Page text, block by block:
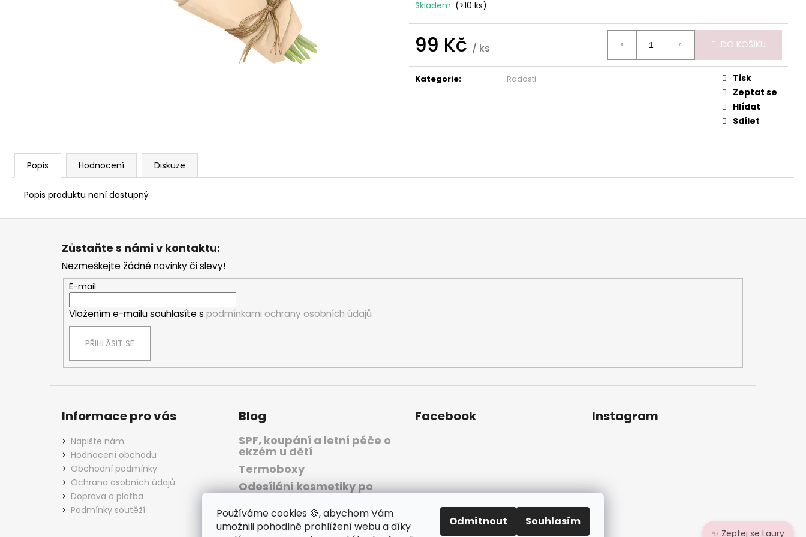
✨ Zeptej se Laury
Používáme cookies 🍪, abychom Vám
umožnili pohodlné prohlížení webu a díky
Odmítnout Souhlasím
Skladem (>10 ks)
99 Kč / ks
cena:
DO KOŠÍKU
Kategorie: Radosti
Tisk
Zeptat se
Hlídat
Sdílet
Popis Hodnocení Diskuze
Popis produktu není dostupný
S PANTHENOLEM
189 Kč
CITLIVOU POKOŽKU
109 Kč
Z
Zůstaňte s námi v kontaktu:
Nezmeškejte žádné novinky či slevy!
E-mail
Vložením e-mailu souhlasíte s podmínkami ochrany osobních údajů
PŘIHLÁSIT SE
Informace pro vás
Napište nám
Hodnocení obchodu
Obchodní podmínky
Ochrana osobních údajů
Doprava a platba
Podmínky soutěží
Blog
SPF, koupání a letní péče o
ekzém u dětí
Termoboxy
Odesílání kosmetiky po
dobu letních měsíců
Individuální konzultace -
podmínky a ceník
Facebook Instagram